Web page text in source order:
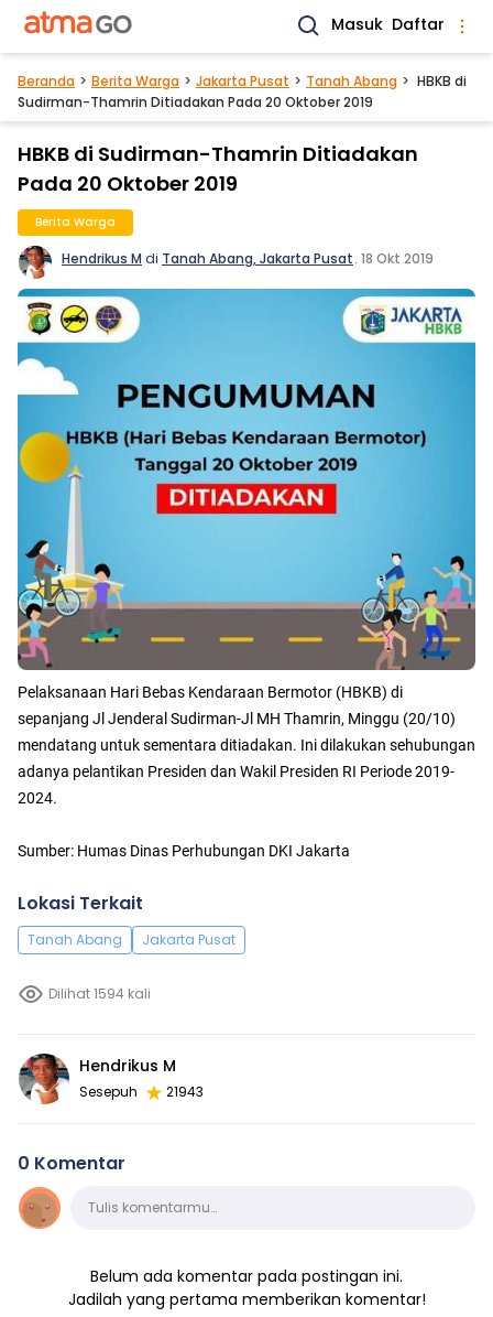
Masuk Daftar
Beranda Berita Warga Jakarta Pusat Tanah Abang
HBKB di
Sudirman-Thamrin Ditiadakan Pada 20 Oktober 2019
HBKB di Sudirman-Thamrin Ditiadakan
Pada 20 Oktober 2019
Berita Warga
Hendrikus M di Tanah Abang, Jakarta Pusat. 18 Okt 2019
Pelaksanaan Hari Bebas Kendaraan Bermotor (HBKB) di
sepanjang Jl Jenderal Sudirman-Jl MH Thamrin, Minggu (20/10)
mendatang untuk sementara ditiadakan. Ini dilakukan sehubungan
adanya pelantikan Presiden dan Wakil Presiden RI Periode 2019-
2024.
Sumber: Humas Dinas Perhubungan DKI Jakarta
Lokasi Terkait
Tanah Abang Jakarta Pusat
Dilihat 1594 kali
Hendrikus M
Sesepuh 21943
0 Komentar
KomentarTulis komentarmu…
Belum ada komentar pada postingan ini.
Jadilah yang pertama memberikan komentar!